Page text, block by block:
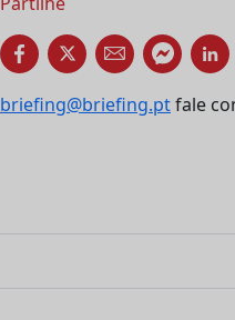
briefing@briefing.ptfale